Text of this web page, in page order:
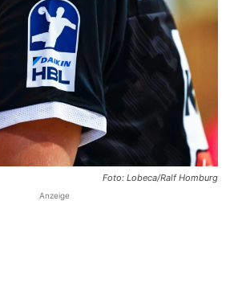
Foto: Lobeca/Ralf Homburg
Anzeige